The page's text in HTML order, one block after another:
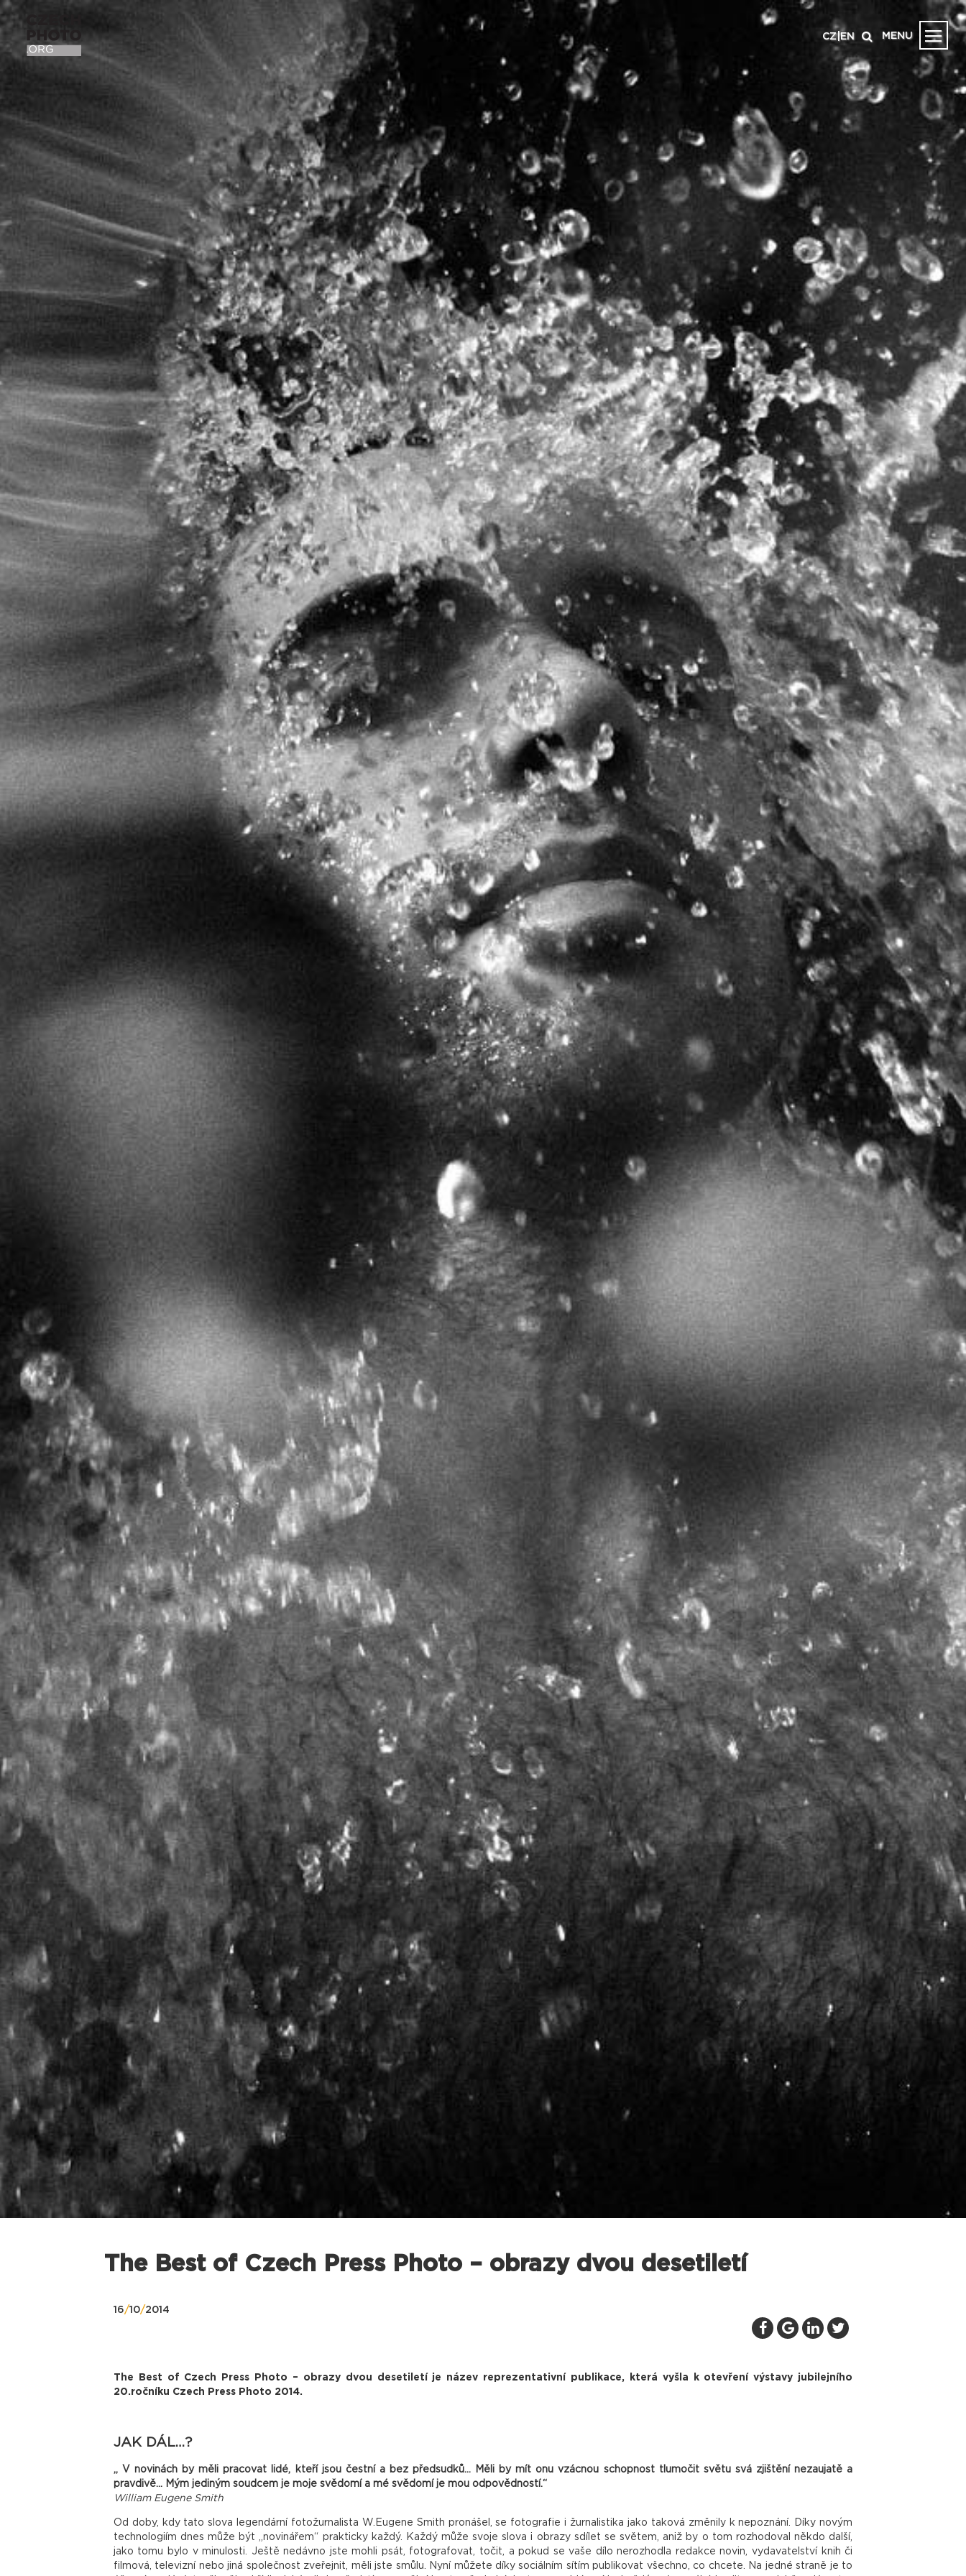
CZ|EN MENU
The Best of Czech Press Photo – obrazy dvou desetiletí
16/10/2014
The Best of Czech Press Photo – obrazy dvou desetiletí je název reprezentativní publikace, která vyšla k otevření výstavy jubilejního
20.ročníku Czech Press Photo 2014.
JAK DÁL…?
„ V novinách by měli pracovat lidé, kteří jsou čestní a bez předsudků… Měli by mít onu vzácnou schopnost tlumočit světu svá zjištění nezaujatě a
pravdivě… Mým jediným soudcem je moje svědomí a mé svědomí je mou odpovědností.“
William Eugene Smith
Od doby, kdy tato slova legendární fotožurnalista W.Eugene Smith pronášel, se fotografie i žurnalistika jako taková změnily k nepoznání. Díky novým
technologiím dnes může být „novinářem“ prakticky každý. Každý může svoje slova i obrazy sdílet se světem, aniž by o tom rozhodoval někdo další,
jako tomu bylo v minulosti. Ještě nedávno jste mohli psát, fotografovat, točit, a pokud se vaše dílo nerozhodla redakce novin, vydavatelství knih či
filmová, televizní nebo jiná společnost zveřejnit, měli jste smůlu. Nyní můžete díky sociálním sítím publikovat všechno, co chcete. Na jedné straně je to